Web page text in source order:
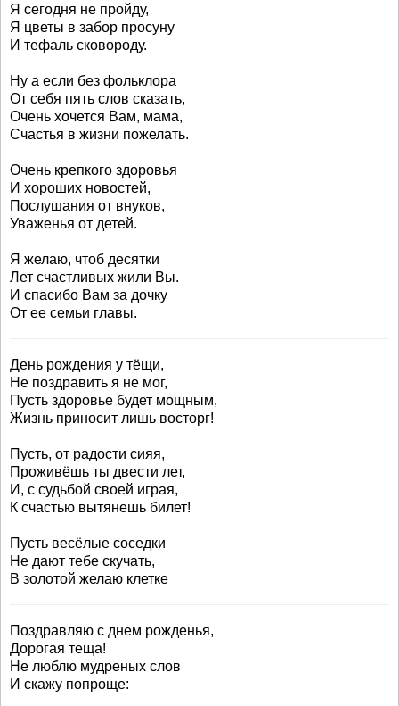
Я сегодня не пройду,
Я цветы в забор просуну
И тефаль сковороду.
Ну а если без фольклора
От себя пять слов сказать,
Очень хочется Вам, мама,
Счастья в жизни пожелать.
Очень крепкого здоровья
И хороших новостей,
Послушания от внуков,
Уваженья от детей.
Я желаю, чтоб десятки
Лет счастливых жили Вы.
И спасибо Вам за дочку
От ее семьи главы.
День рождения у тёщи,
Не поздравить я не мог,
Пусть здоровье будет мощным,
Жизнь приносит лишь восторг!
Пусть, от радости сияя,
Проживёшь ты двести лет,
И, с судьбой своей играя,
К счастью вытянешь билет!
Пусть весёлые соседки
Не дают тебе скучать,
В золотой желаю клетке
Поздравляю с днем рожденья,
Дорогая теща!
Не люблю мудреных слов
И скажу попроще: